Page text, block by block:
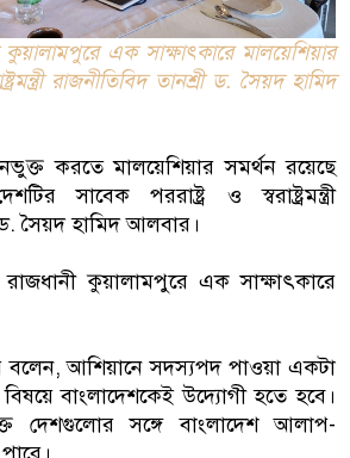
কুয়ালামপুরে এক সাক্ষাৎকারে মালয়েশিয়ার
রাজনীতিবিদ তানশ্রী ড. সৈয়দ হামিদ
করতে মালয়েশিয়ার সমর্থন রয়েছে
সাবেক পররাষ্ট্র ও স্বরাষ্ট্রমন্ত্রী
ড. সৈয়দ হামিদ আলবার।
রাজধানী কুয়ালামপুরে এক সাক্ষাৎকারে
বলেন, আশিয়ানে সদস্যপদ পাওয়া একটা
বাংলাদেশকেই উদ্যোগী হতে হবে।
দেশগুলোর সঙ্গে বাংলাদেশ আলাপ-